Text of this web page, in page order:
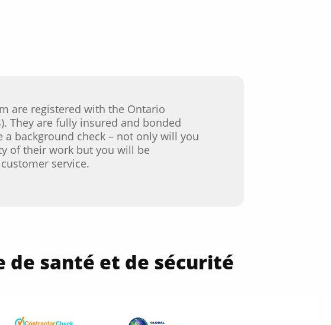
are registered with the Ontario
They are fully insured and bonded
background check – not only will you
of their work but you will be
service.
santé et de sécurité